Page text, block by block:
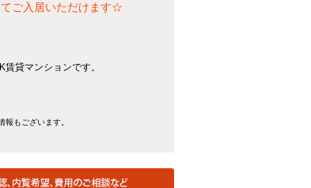
ご入居いただけます☆
貸マンションです。
もございます。